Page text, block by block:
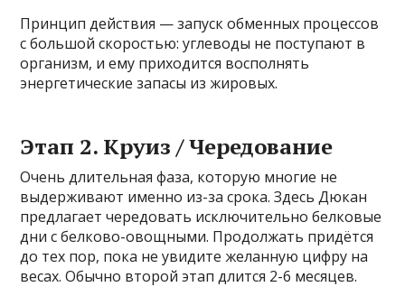
Принцип действия — запуск обменных процессов
с большой скоростью: углеводы не поступают в
организм, и ему приходится восполнять
энергетические запасы из жировых.
Этап 2. Круиз / Чередование
Очень длительная фаза, которую многие не
выдерживают именно из-за срока. Здесь Дюкан
предлагает чередовать исключительно белковые
дни с белково-овощными. Продолжать придётся
до тех пор, пока не увидите желанную цифру на
весах. Обычно второй этап длится 2-6 месяцев.